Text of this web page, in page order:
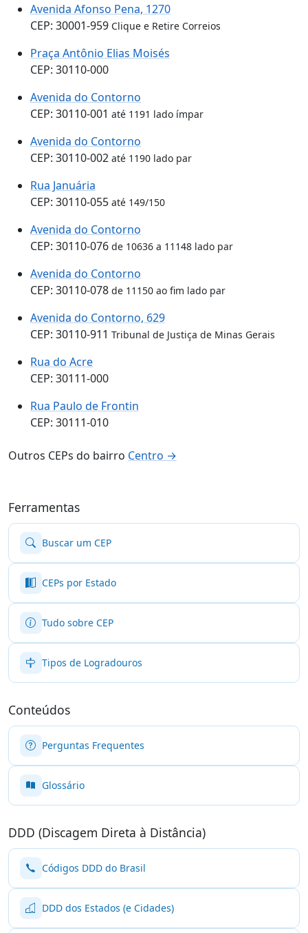
Avenida Afonso Pena, 1270
CEP: 30001-959 Clique e Retire Correios
Praça Antônio Elias Moisés
CEP: 30110-000
Avenida do Contorno
CEP: 30110-001 até 1191 lado ímpar
Avenida do Contorno
CEP: 30110-002 até 1190 lado par
Rua Januária
CEP: 30110-055 até 149/150
Avenida do Contorno
CEP: 30110-076 de 10636 a 11148 lado par
Avenida do Contorno
CEP: 30110-078 de 11150 ao fim lado par
Avenida do Contorno, 629
CEP: 30110-911 Tribunal de Justiça de Minas Gerais
Rua do Acre
CEP: 30111-000
Rua Paulo de Frontin
CEP: 30111-010
Outros CEPs do bairro Centro →
Ferramentas
Buscar um CEP
CEPs por Estado
Tudo sobre CEP
Tipos de Logradouros
Conteúdos
Perguntas Frequentes
Glossário
DDD (Discagem Direta à Distância)
Códigos DDD do Brasil
DDD dos Estados (e Cidades)